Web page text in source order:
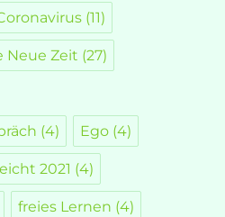
(11)
Neue Zeit (27)
(4) Ego (4)
2021 (4)
freies Lernen (4)